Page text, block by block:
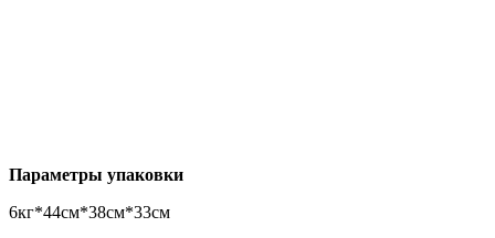
Параметры упаковки
6кг*44см*38см*33см